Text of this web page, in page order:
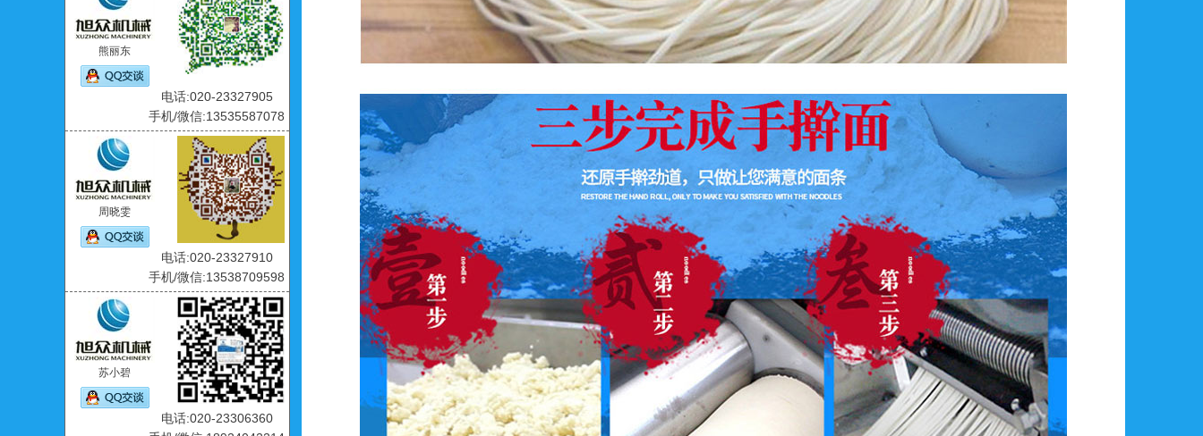
熊丽东
电话:020-23327905
手机/微信:13535587078
周晓雯
电话:020-23327910
手机/微信:13538709598
苏小碧
电话:020-23306360